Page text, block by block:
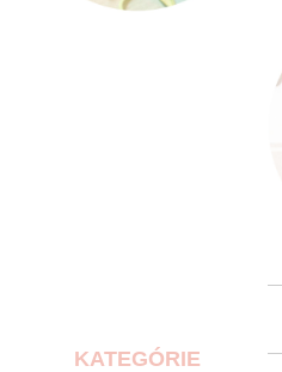
KATEGÓRIE